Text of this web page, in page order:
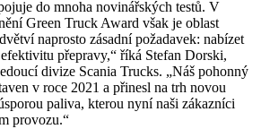
do mnoha novinářských testů. V
Green Truck Award však je oblast
naprosto zásadní požadavek: nabízet
přepravy,“ říká Stefan Dorski,
divize Scania Trucks. „Náš pohonný
v roce 2021 a přinesl na trh novou
paliva, kterou nyní naši zákazníci
provozu.“